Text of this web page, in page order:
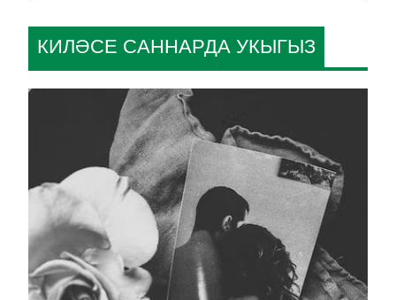
КИЛӘСЕ САННАРДА УКЫГЫЗ